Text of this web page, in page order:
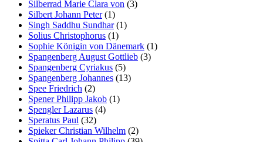
Silberrad Marie Clara von (3)
Silbert Johann Peter(1)
Singh Saddhu Sundhar(1)
Solius Christophorus (1)
Sophie Königin von Dänemark (1)
Spangenberg August Gottlieb (3)
Spangenberg Cyriakus (5)
Spangenberg Johannes (13)
Spee Friedrich (2)
Spener Philipp Jakob (1)
Spengler Lazarus (4)
Speratus Paul (32)
Spieker Christian Wilhelm (2)